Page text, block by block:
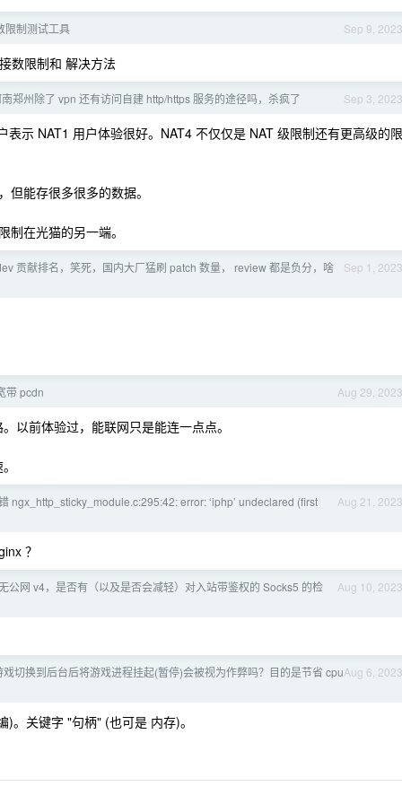
Sep 9, 2023
限制测试工具
数限制和 解决方法
Sep 3, 2023
郑州除了 vpn 还有访问自建 http/https 服务的途径吗，杀疯了
示 NAT1 用户体验很好。NAT4 不仅仅是 NAT 级限制还有更高级的限
能存很多很多的数据。
在光猫的另一端。
Sep 1, 2023
贡献排名，笑死，国内大厂猛刷 patch 数量， review 都是负分，啥
Aug 29, 2023
带 pcdn
以前体验过，能联网只是能连一点点。
Aug 21, 2023
ngx_http_sticky_module.c:295:42: error: ‘iphp’ undeclared (first
？
Aug 10, 2023
公网 v4，是否有（以及是否会减轻）对入站带鉴权的 Socks5 的检
Aug 6, 2023
切换到后台后将游戏进程挂起(暂停)会被视为作弊吗？目的是节省 cpu
。关键字 "句柄" (也可是 内存)。